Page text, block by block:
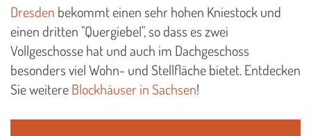
Dresden bekommt einen sehr hohen Kniestock und
einen dritten "Quergiebel", so dass es zwei
Vollgeschosse hat und auch im Dachgeschoss
besonders viel Wohn- und Stellfläche bietet. Entdecken
Sie weitereBlockhäuser in Sachsen!